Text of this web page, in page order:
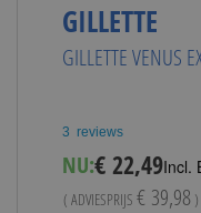
GILLETTE
GILLETTE VENUS
3 reviews
NU:Special
Price
€ 22,49Incl.
( ADVIESPRIJS € 39,98 )